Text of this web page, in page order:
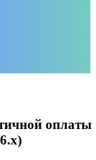
оплаты